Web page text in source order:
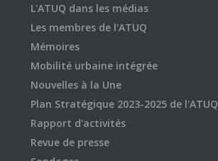
L'ATUQ dans les médias
Les membres de l'ATUQ
Mémoires
Mobilité urbaine intégrée
Nouvelles à la Une
Plan Stratégique 2023-2025 de l'ATUQ
Rapport d'activités
Revue de presse